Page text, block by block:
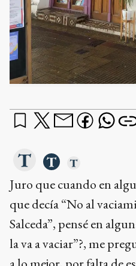
Juro que cuando en
que decía “No al
Salceda”, pensé en
la va a vaciar”?, me